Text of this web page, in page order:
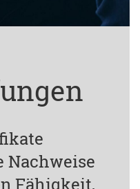
Nachweise
Fähigkeit,